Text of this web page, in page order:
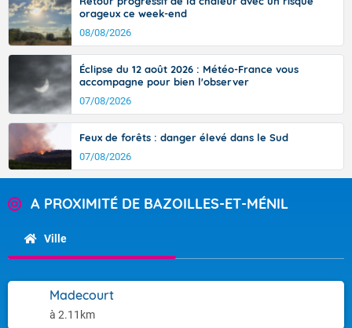
orageux ce week-end
08/08/2026
Éclipse du 12 août 2026 : Météo-France vous
accompagne pour bien l'observer
07/08/2026
Feux de forêts : danger élevé dans le Sud
07/08/2026
A PROXIMITÉ DE BAZOILLES-ET-MÉNIL
Ville
Madecourt
à 2.11km